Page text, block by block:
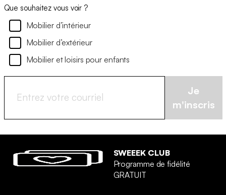
Que souhaitez vous voir ?
Mobilier d’intérieur
Mobilier d’extérieur
Mobilier et loisirs pour enfants
Je
m'inscris
SWEEEK CLUB
Programme de fidélité
GRATUIT